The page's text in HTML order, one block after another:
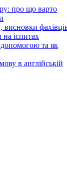
про що варто
висновки
на іспитах
допомогою та як
в англійській